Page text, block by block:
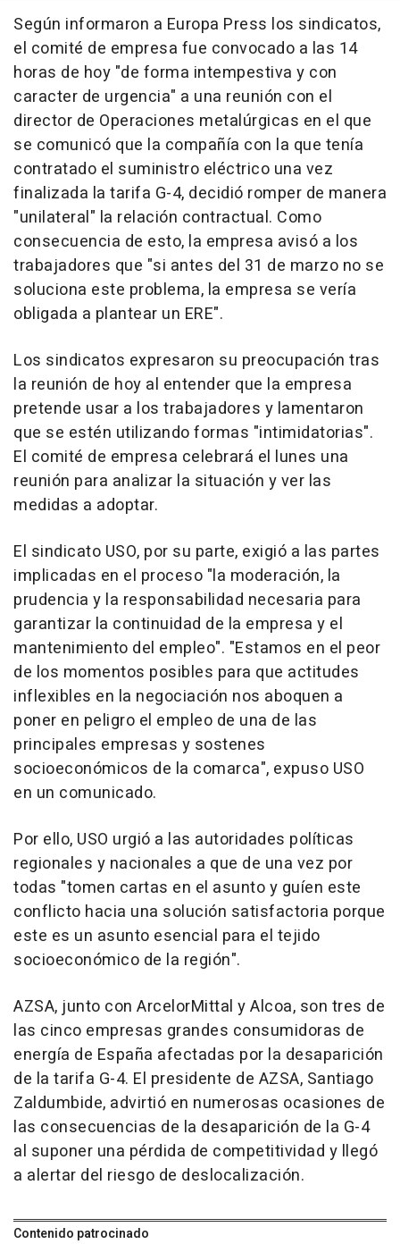
Según informaron a Europa Press los sindicatos,
el comité de empresa fue convocado a las 14
horas de hoy "de forma intempestiva y con
caracter de urgencia" a una reunión con el
director de Operaciones metalúrgicas en el que
se comunicó que la compañía con la que tenía
contratado el suministro eléctrico una vez
finalizada la tarifa G-4, decidió romper de manera
"unilateral" la relación contractual. Como
consecuencia de esto, la empresa avisó a los
trabajadores que "si antes del 31 de marzo no se
soluciona este problema, la empresa se vería
obligada a plantear un ERE".
Los sindicatos expresaron su preocupación tras
la reunión de hoy al entender que la empresa
pretende usar a los trabajadores y lamentaron
que se estén utilizando formas "intimidatorias".
El comité de empresa celebrará el lunes una
reunión para analizar la situación y ver las
medidas a adoptar.
El sindicato USO, por su parte, exigió a las partes
implicadas en el proceso "la moderación, la
prudencia y la responsabilidad necesaria para
garantizar la continuidad de la empresa y el
mantenimiento del empleo". "Estamos en el peor
de los momentos posibles para que actitudes
inflexibles en la negociación nos aboquen a
poner en peligro el empleo de una de las
principales empresas y sostenes
socioeconómicos de la comarca", expuso USO
en un comunicado.
Por ello, USO urgió a las autoridades políticas
regionales y nacionales a que de una vez por
todas "tomen cartas en el asunto y guíen este
conflicto hacia una solución satisfactoria porque
este es un asunto esencial para el tejido
socioeconómico de la región".
AZSA, junto con ArcelorMittal y Alcoa, son tres de
las cinco empresas grandes consumidoras de
energía de España afectadas por la desaparición
de la tarifa G-4. El presidente de AZSA, Santiago
Zaldumbide, advirtió en numerosas ocasiones de
las consecuencias de la desaparición de la G-4
al suponer una pérdida de competitividad y llegó
a alertar del riesgo de deslocalización.
Contenido patrocinado